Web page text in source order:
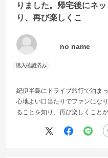
りました。帰宅後にネ
り、再び楽しくこ
no name
紀伊半島にドライブ旅行で泊ま
心地よい口当たりでファンにな
ることを知り、再び楽しくこと